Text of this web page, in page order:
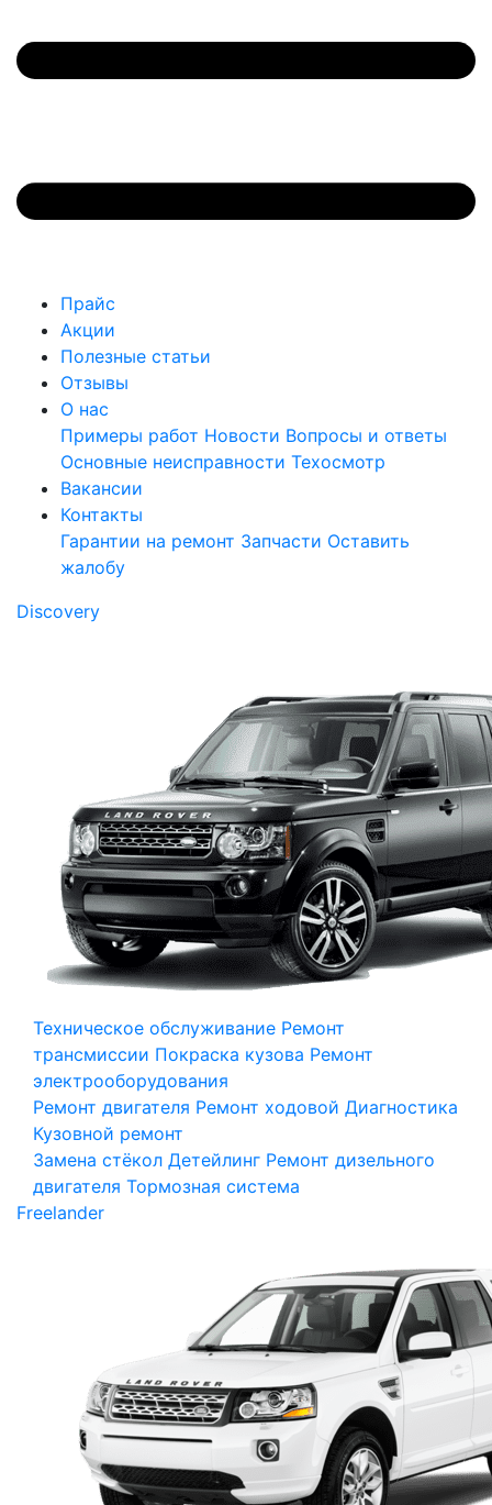
Прайс
Акции
Полезные статьи
Отзывы
О нас
Примеры работ Новости Вопросы и ответы
Основные неисправности Техосмотр
Вакансии
Контакты
Гарантии на ремонт Запчасти Оставить
жалобу
Discovery
Техническое обслуживание Ремонт
трансмиссии Покраска кузова Ремонт
электрооборудования
Ремонт двигателя Ремонт ходовой Диагностика
Кузовной ремонт
Замена стёкол Детейлинг Ремонт дизельного
двигателя Тормозная система
Freelander